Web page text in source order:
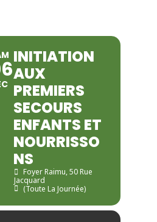
INITIATION
AUX
PREMIERS
SECOURS
ENFANTS ET
NOURRISSO
NS
Foyer Raimu, 50 Rue
Jacquard
(Toute La Journée)